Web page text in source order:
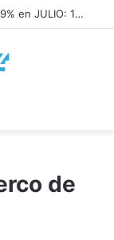
La INFLACIÓN de CABA se DISPARÓ al 2,9% en JULIO: 19,4% en 2026
de